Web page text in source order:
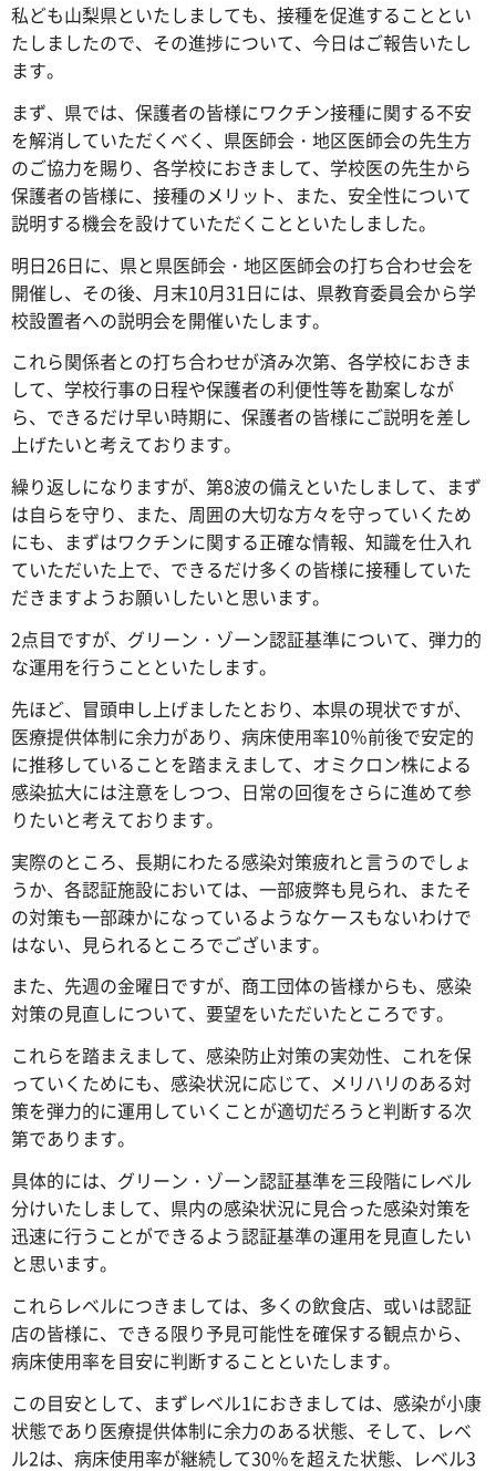
私ども山梨県といたしましても、接種を促進することとい
たしましたので、その進捗について、今日はご報告いたし
ます。
まず、県では、保護者の皆様にワクチン接種に関する不安
を解消していただくべく、県医師会・地区医師会の先生方
のご協力を賜り、各学校におきまして、学校医の先生から
保護者の皆様に、接種のメリット、また、安全性について
説明する機会を設けていただくことといたしました。
明日26日に、県と県医師会・地区医師会の打ち合わせ会を
開催し、その後、月末10月31日には、県教育委員会から学
校設置者への説明会を開催いたします。
これら関係者との打ち合わせが済み次第、各学校におきま
して、学校行事の日程や保護者の利便性等を勘案しなが
ら、できるだけ早い時期に、保護者の皆様にご説明を差し
上げたいと考えております。
繰り返しになりますが、第8波の備えといたしまして、まず
は自らを守り、また、周囲の大切な方々を守っていくため
にも、まずはワクチンに関する正確な情報、知識を仕入れ
ていただいた上で、できるだけ多くの皆様に接種していた
だきますようお願いしたいと思います。
2点目ですが、グリーン・ゾーン認証基準について、弾力的
な運用を行うことといたします。
先ほど、冒頭申し上げましたとおり、本県の現状ですが、
医療提供体制に余力があり、病床使用率10％前後で安定的
に推移していることを踏まえまして、オミクロン株による
感染拡大には注意をしつつ、日常の回復をさらに進めて参
りたいと考えております。
実際のところ、長期にわたる感染対策疲れと言うのでしょ
うか、各認証施設においては、一部疲弊も見られ、またそ
の対策も一部疎かになっているようなケースもないわけで
はない、見られるところでございます。
また、先週の金曜日ですが、商工団体の皆様からも、感染
対策の見直しについて、要望をいただいたところです。
これらを踏まえまして、感染防止対策の実効性、これを保
っていくためにも、感染状況に応じて、メリハリのある対
策を弾力的に運用していくことが適切だろうと判断する次
第であります。
具体的には、グリーン・ゾーン認証基準を三段階にレベル
分けいたしまして、県内の感染状況に見合った感染対策を
迅速に行うことができるよう認証基準の運用を見直したい
と思います。
これらレベルにつきましては、多くの飲食店、或いは認証
店の皆様に、できる限り予見可能性を確保する観点から、
病床使用率を目安に判断することといたします。
この目安として、まずレベル1におきましては、感染が小康
状態であり医療提供体制に余力のある状態、そして、レベ
ル2は、病床使用率が継続して30％を超えた状態、レベル3